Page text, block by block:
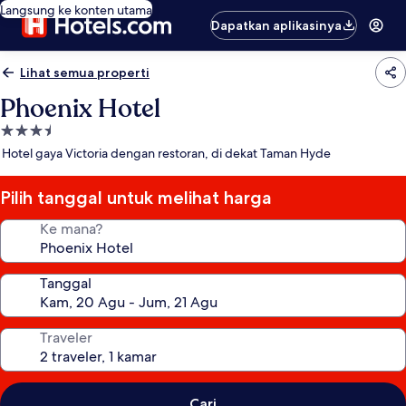
Langsung ke konten utama
Dapatkan aplikasinya
Lihat semua properti
Phoenix Hotel
Properti
bintang
Hotel gaya Victoria dengan restoran, di dekat Taman Hyde
Pilih tanggal untuk melihat harga
Ke mana?
Tanggal
Traveler